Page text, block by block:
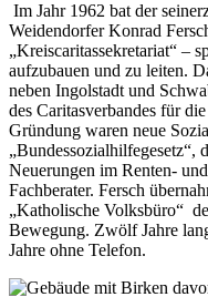
Im Jahr 1962 bat der
Weidendorfer Konrad
„Kreiscaritassekretariat“ –
aufzubauen und zu leiten.
neben Ingolstadt und
des Caritasverbandes für
Gründung waren neue
„Bundessozialhilfegesetz“,
Neuerungen im Renten-
Fachberater. Fersch
„Katholische Volksbüro“
Bewegung. Zwölf Jahre
Jahre ohne Telefon.